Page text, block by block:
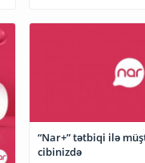
“Nar+” tətbiqi ilə
cibinizdə